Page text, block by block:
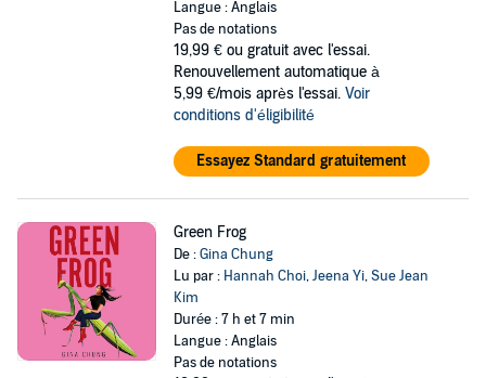
Langue : Anglais
Pas de notations
19,99 € ou gratuit avec l'essai.
Renouvellement automatique à
5,99 €/mois après l'essai. Voir
conditions d'éligibilité
Essayez Standard gratuitement
Green Frog
De :Gina Chung
Lu par : Hannah Choi,Jeena Yi,Sue Jean
Kim
Durée : 7 h et 7 min
Langue : Anglais
Pas de notations